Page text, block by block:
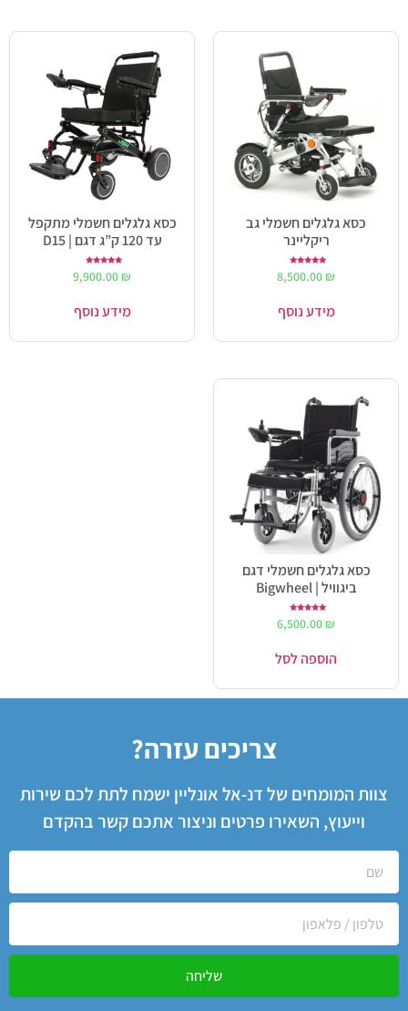
כסא גלגלים חשמלי גב
ריקליינר
5.00
8,500.00 ₪
מידע נוסף
כסא גלגלים חשמלי מתקפל
עד 120 ק”ג דגם | D15
5.00
9,900.00 ₪
מידע נוסף
כסא גלגלים חשמלי דגם
ביגוויל | Bigwheel
5.00
6,500.00 ₪
הוספה לסל
צריכים עזרה?
צוות המומחים של דנ-אל אונליין ישמח לתת לכם שירות
וייעוץ, השאירו פרטים וניצור אתכם קשר בהקדם
שליחה